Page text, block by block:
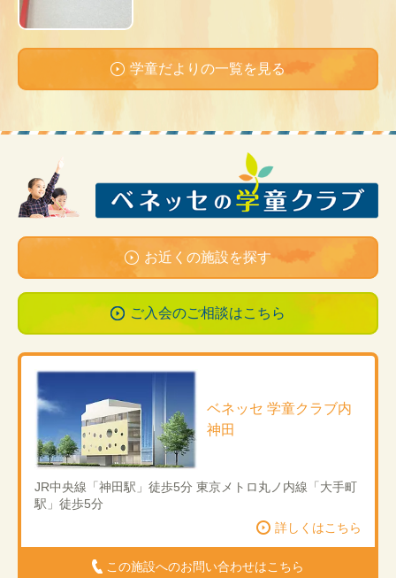
学童だよりの一覧を見る
お近くの施設を探す
ご入会のご相談はこちら
ベネッセ 学童クラブ内
神田
JR中央線「神田駅」徒歩5分 東京メトロ丸ノ内線「大手町
駅」徒歩5分
詳しくはこちら
この施設へのお問い合わせはこちら